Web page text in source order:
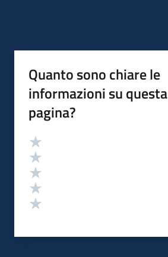
Quanto sono chiare le
informazioni su questa
pagina?
Valutazione